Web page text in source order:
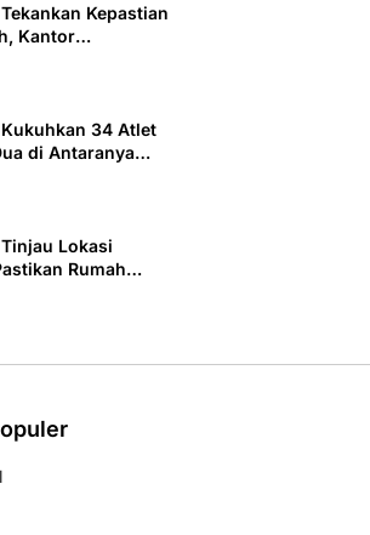
Kepastian
Kantor
296.869
34 Atlet
di Antaranya
Dunia
Lokasi
Rumah